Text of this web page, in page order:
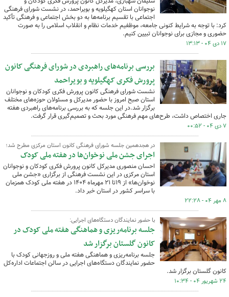
نوجوانان استان کهگیلویه و بویراحمد، در نشست شورای فرهنگی
اجتماعی با تقسیم برنامه‌ها به دو بخش اجتماعی و فرهنگی تأکید
کرد: با توجه به شرایط کنونی جامعه، موظفیم خدمات نظام و انقلاب اسلامی را به صورت
حضوری و مجازی برای نوجوانان تبیین کنیم.
۱۷ دی ۰۴ - ۱۳:۱۳
بررسی برنامه‌های راهبردی در شورای فرهنگی کانون
پرورش فکری کهگیلویه و بویراحمد
نشست شورای فرهنگی کانون پرورش فکری کودکان و نوجوانان
استان صبح امروز با حضور مدیرکل و مسئولان حوزه‌های مختلف
برگزار شد.در این جلسه که به بررسی برنامه‌های راهبردی هفته
جاری اختصاص داشت، طرح‌های مهم فرهنگی مورد بحث و تصمیم‌گیری قرار گرفت.
۷ دی ۰۴ - ۰۰:۵۲
در هجدهمین جلسه شورای فرهنگی کانون استان مرکزی مطرح شد؛
اجرای جشن ملی نوخوان‌ها در هفته ملی کودک
احسان منصوری مدیرکل کانون پرورش فکری کودکان و نوجوانان
استان مرکزی در این نشست فرهنگی از برگزاری «جشن ملی
نوخوان‌ها» از ۱۹تا ۲۱ مهرماه ۱۴۰۴ در هفته ملی کودک همزمان
با سراسر کشور در استان خبر داد.
۸ مهر ۰۴ - ۲۲:۲۸
با حضور نمایندگان دستگاه‌های اجرایی:
جلسه برنامه‌ریزی و هماهنگی هفته ملی کودک در
کانون گلستان برگزار شد
جلسه برنامه‌ریزی و هماهنگی هفته ملی و روزجهانی کودک با
حضور نمایندگان دستگاه‌های اجرایی در سالن اجتماعات اداره‌کل
کانون گلستان برگزار شد.
۲۴ شهریور ۰۴ - ۱۰:۳۴